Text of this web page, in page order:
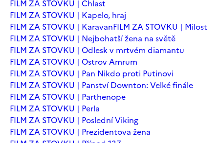
FILM ZA STOVKU | Chlast
FILM ZA STOVKU | Kapelo, hraj
FILM ZA STOVKU | KaravanFILM ZA STOVKU | Milost
FILM ZA STOVKU | Nejbohatší žena na světě
FILM ZA STOVKU | Odlesk v mrtvém diamantu
FILM ZA STOVKU | Ostrov Amrum
FILM ZA STOVKU | Pan Nikdo proti Putinovi
FILM ZA STOVKU | Panství Downton: Velké finále
FILM ZA STOVKU | Parthenope
FILM ZA STOVKU | Perla
FILM ZA STOVKU | Poslední Viking
FILM ZA STOVKU | Prezidentova žena